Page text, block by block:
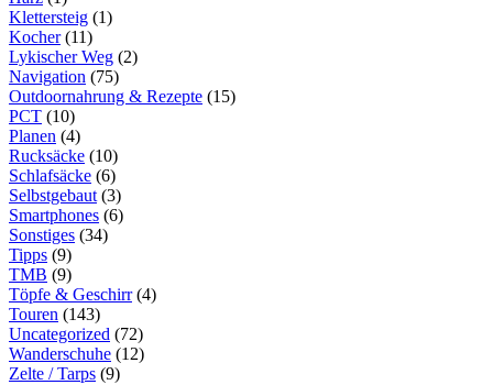
Klettersteig (1)
Kocher(11)
Lykischer Weg (2)
Navigation (75)
Outdoornahrung & Rezepte (15)
PCT (10)
Planen (4)
Rucksäcke (10)
Schlafsäcke (6)
Selbstgebaut (3)
Smartphones (6)
Sonstiges (34)
Tipps (9)
TMB (9)
Töpfe & Geschirr(4)
Touren (143)
Uncategorized (72)
Wanderschuhe (12)
Zelte / Tarps (9)